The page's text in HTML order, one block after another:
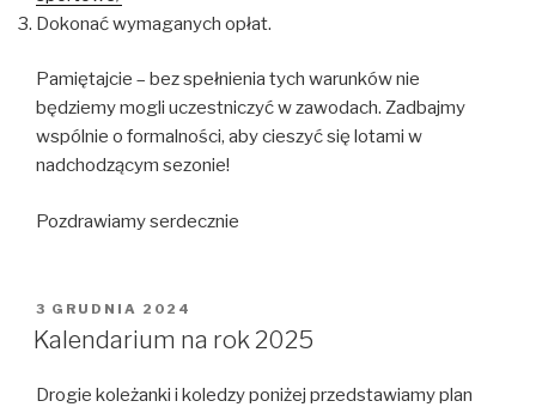
Dokonać wymaganych opłat.
Pamiętajcie – bez spełnienia tych warunków nie
będziemy mogli uczestniczyć w zawodach. Zadbajmy
wspólnie o formalności, aby cieszyć się lotami w
nadchodzącym sezonie!
Pozdrawiamy serdecznie
OPUBLIKOWANE
W
3 GRUDNIA 2024
Kalendarium na rok 2025
Drogie koleżanki i koledzy poniżej przedstawiamy plan